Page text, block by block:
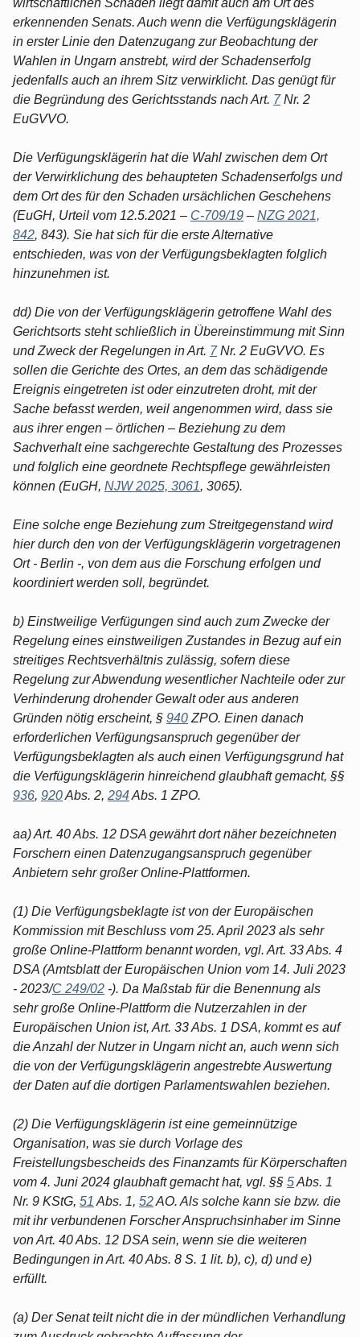
wirtschaftlichen Schaden liegt damit auch am Ort des
erkennenden Senats. Auch wenn die Verfügungsklägerin
in erster Linie den Datenzugang zur Beobachtung der
Wahlen in Ungarn anstrebt, wird der Schadenserfolg
jedenfalls auch an ihrem Sitz verwirklicht. Das genügt für
die Begründung des Gerichtsstands nach Art. 7Nr. 2
EuGVVO.
Die Verfügungsklägerin hat die Wahl zwischen dem Ort
der Verwirklichung des behaupteten Schadenserfolgs und
dem Ort des für den Schaden ursächlichen Geschehens
(EuGH, Urteil vom 12.5.2021 – C-709/19 – NZG 2021,
842, 843). Sie hat sich für die erste Alternative
entschieden, was von der Verfügungsbeklagten folglich
hinzunehmen ist.
dd) Die von der Verfügungsklägerin getroffene Wahl des
Gerichtsorts steht schließlich in Übereinstimmung mit Sinn
und Zweck der Regelungen in Art. 7Nr. 2 EuGVVO. Es
sollen die Gerichte des Ortes, an dem das schädigende
Ereignis eingetreten ist oder einzutreten droht, mit der
Sache befasst werden, weil angenommen wird, dass sie
aus ihrer engen – örtlichen – Beziehung zu dem
Sachverhalt eine sachgerechte Gestaltung des Prozesses
und folglich eine geordnete Rechtspflege gewährleisten
können (EuGH, NJW 2025, 3061, 3065).
Eine solche enge Beziehung zum Streitgegenstand wird
hier durch den von der Verfügungsklägerin vorgetragenen
Ort - Berlin -, von dem aus die Forschung erfolgen und
koordiniert werden soll, begründet.
b) Einstweilige Verfügungen sind auch zum Zwecke der
Regelung eines einstweiligen Zustandes in Bezug auf ein
streitiges Rechtsverhältnis zulässig, sofern diese
Regelung zur Abwendung wesentlicher Nachteile oder zur
Verhinderung drohender Gewalt oder aus anderen
Gründen nötig erscheint, § 940 ZPO. Einen danach
erforderlichen Verfügungsanspruch gegenüber der
Verfügungsbeklagten als auch einen Verfügungsgrund hat
die Verfügungsklägerin hinreichend glaubhaft gemacht, §§
936, 920Abs. 2, 294Abs. 1 ZPO.
aa) Art. 40 Abs. 12 DSA gewährt dort näher bezeichneten
Forschern einen Datenzugangsanspruch gegenüber
Anbietern sehr großer Online-Plattformen.
(1) Die Verfügungsbeklagte ist von der Europäischen
Kommission mit Beschluss vom 25. April 2023 als sehr
große Online-Plattform benannt worden, vgl. Art. 33 Abs. 4
DSA (Amtsblatt der Europäischen Union vom 14. Juli 2023
- 2023/C 249/02 -). Da Maßstab für die Benennung als
sehr große Online-Plattform die Nutzerzahlen in der
Europäischen Union ist, Art. 33 Abs. 1 DSA, kommt es auf
die Anzahl der Nutzer in Ungarn nicht an, auch wenn sich
die von der Verfügungsklägerin angestrebte Auswertung
der Daten auf die dortigen Parlamentswahlen beziehen.
(2) Die Verfügungsklägerin ist eine gemeinnützige
Organisation, was sie durch Vorlage des
Freistellungsbescheids des Finanzamts für Körperschaften
vom 4. Juni 2024 glaubhaft gemacht hat, vgl. §§ 5Abs. 1
Nr. 9 KStG, 51 Abs. 1, 52AO. Als solche kann sie bzw. die
mit ihr verbundenen Forscher Anspruchsinhaber im Sinne
von Art. 40 Abs. 12 DSA sein, wenn sie die weiteren
Bedingungen in Art. 40 Abs. 8 S. 1 lit. b), c), d) und e)
erfüllt.
(a) Der Senat teilt nicht die in der mündlichen Verhandlung